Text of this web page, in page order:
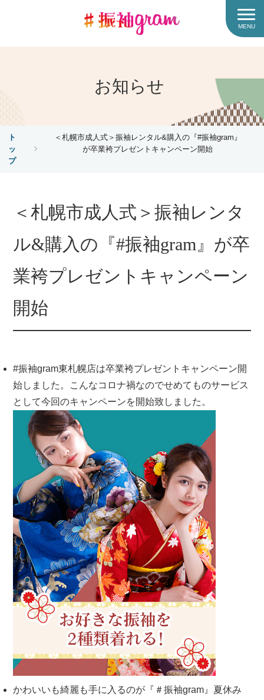
MENU
お知らせ
ト
ッ
プ
＜札幌市成人式＞振袖レンタル&購入の『#振袖gram』
が卒業袴プレゼントキャンペーン開始
＜札幌市成人式＞振袖レンタ
ル&購入の『#振袖gram』が卒
業袴プレゼントキャンペーン
開始
#振袖gram東札幌店は卒業袴プレゼントキャンペーン開
始しました。こんなコロナ禍なのでせめてものサービス
として今回のキャンペーンを開始致しました。
かわいいも綺麗も手に入るのが『＃振袖gram』夏休み